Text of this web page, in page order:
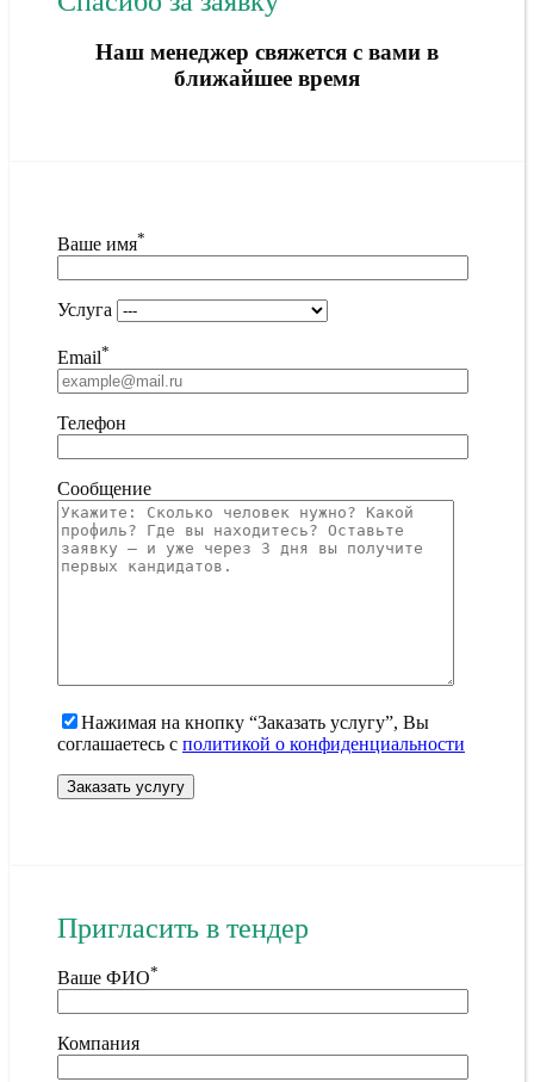
Наш менеджер свяжется с вами в
ближайшее время
Ваше имя*
Услуга
Email*
Телефон
Сообщение
Нажимая на кнопку “Заказать услугу”, Вы
соглашаетесь с политикой о конфиденциальности
Пригласить в тендер
Ваше ФИО*
Компания